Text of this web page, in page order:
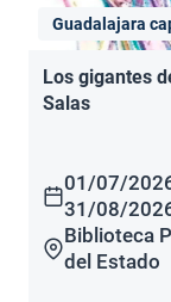
Guadalajara
Los gigantes
Salas
01/07/
31/08/
Biblioteca
del Estado